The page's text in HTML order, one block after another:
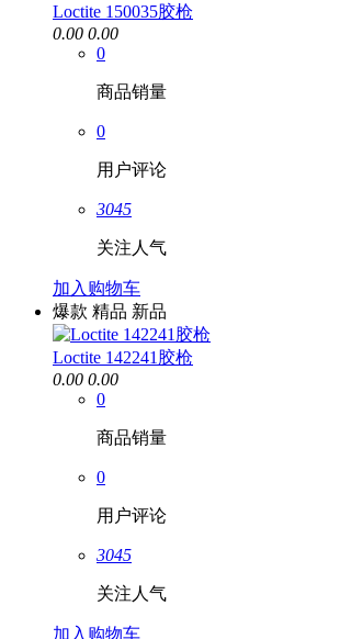
Loctite 150035胶枪
0.00 0.00
0
商品销量
0
用户评论
3045
关注人气
加入购物车
爆款 精品 新品
Loctite 142241胶枪
0.00 0.00
0
商品销量
0
用户评论
3045
关注人气
加入购物车